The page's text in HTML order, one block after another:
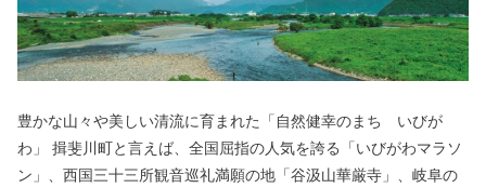
豊かな山々や美しい清流に育まれた「自然健幸のまち いびが
わ」 揖斐川町と言えば、全国屈指の人気を誇る「いびがわマラソ
ン」、西国三十三所観音巡礼満願の地「谷汲山華厳寺」、岐阜の